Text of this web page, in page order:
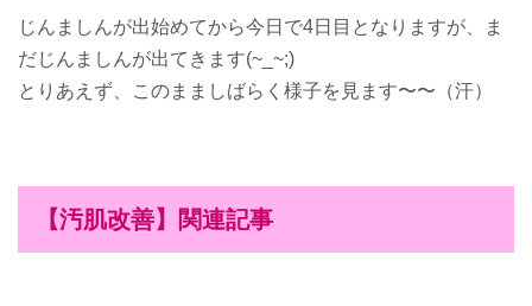
じんましんが出始めてから今日で4日目となりますが、ま
だじんましんが出てきます(~_~;)
とりあえず、このまましばらく様子を見ます〜〜（汗）
【汚肌改善】関連記事